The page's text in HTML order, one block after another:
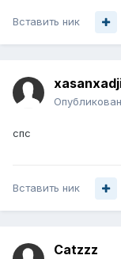
Вставить ник
спс
Вставить ник
Catzzz